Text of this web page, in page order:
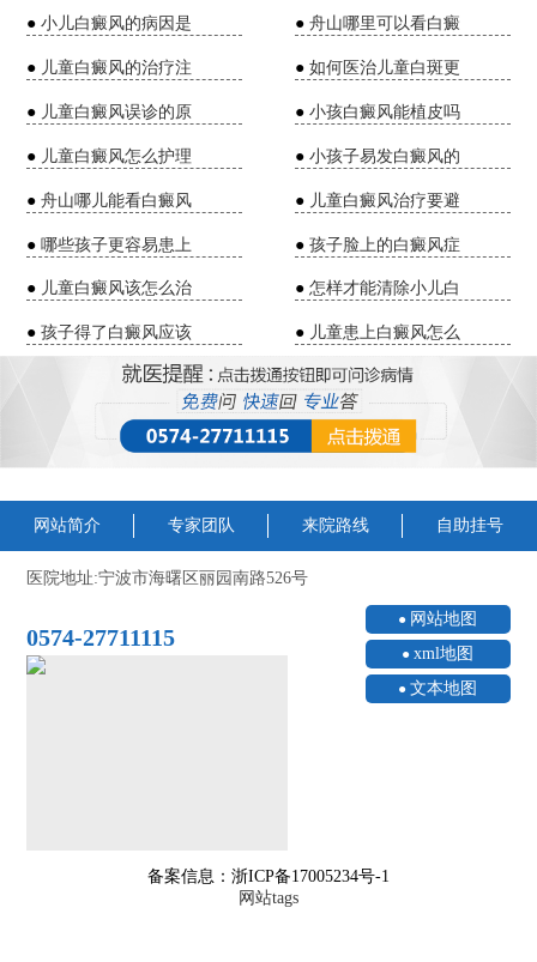
●小儿白癜风的病因是 ●舟山哪里可以看白癜
● 儿童白癜风的治疗注 ●如何医治儿童白斑更
● 儿童白癜风误诊的原 ●小孩白癜风能植皮吗
● 儿童白癜风怎么护理 ●小孩子易发白癜风的
●舟山哪儿能看白癜风 ● 儿童白癜风治疗要避
●哪些孩子更容易患上 ●孩子脸上的白癜风症
● 儿童白癜风该怎么治 ●怎样才能清除小儿白
●孩子得了白癜风应该 ● 儿童患上白癜风怎么
网站简介 专家团队 来院路线 自助挂号
医院地址:宁波市海曙区丽园南路526号
0574-27711115
网站地图
xml地图
文本地图
备案信息：浙ICP备17005234号-1
网站tags